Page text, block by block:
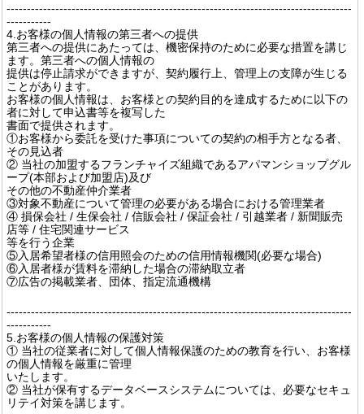
-------------------------------------------------------------------------------------
-----------
4.お客様の個人情報の第三者への提供
第三者への提供にあたっては、機密保持のために必要な措置を講じ
ます。第三者への個人情報の
提供は停止請求ができますが、契約履行上、管理上の支障が生じる
ことがあります。
お客様の個人情報は、お客様との契約目的を達成するために以下の
者に対して申込書等を複写した
書面で提供されます。
①お客様から委託を受けた事項についての契約の相手方となる者、
その見込者
② 当社の加盟するフランチャイズ組織であるアパマンショップグル
ープ(本部および加盟店)及び
その他の不動産仲介業者
③対象不動産について管理の必要がある場合における管理業者
④ 損保会社 / 生保会社 / 信販会社 / 保証会社 / 引越業者 / 新聞販売
店等 / 住宅関連サービス
等を行う企業
⑤入居希望者様の信用照会のための信用情報機関(必要な場合)
⑥入居者様が賃料を滞納した場合の滞納取立者
⑦広告の掲載業者、団体、指定流通機構
-------------------------------------------------------------------------------------
-----------
5.お客様の個人情報の保護対策
① 当社の従業者に対して個人情報保護のための教育を行い、お客様
の個人情報を厳重に管理
いたします。
② 当社が保有するデータベースシステムについては、必要なセキュ
リテイ対策を講じます。